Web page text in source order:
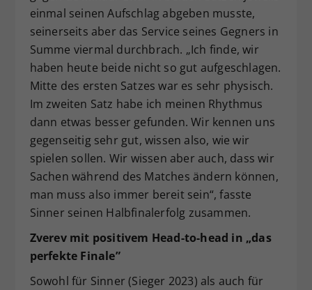
einmal seinen Aufschlag abgeben musste,
seinerseits aber das Service seines Gegners in
Summe viermal durchbrach. „Ich finde, wir
haben heute beide nicht so gut aufgeschlagen.
Mitte des ersten Satzes war es sehr physisch.
Im zweiten Satz habe ich meinen Rhythmus
dann etwas besser gefunden. Wir kennen uns
gegenseitig sehr gut, wissen also, wie wir
spielen sollen. Wir wissen aber auch, dass wir
Sachen während des Matches ändern können,
man muss also immer bereit sein“, fasste
Sinner seinen Halbfinalerfolg zusammen.
Zverev mit positivem Head-to-head in „das
perfekte Finale”
Sowohl für Sinner (Sieger 2023) als auch für